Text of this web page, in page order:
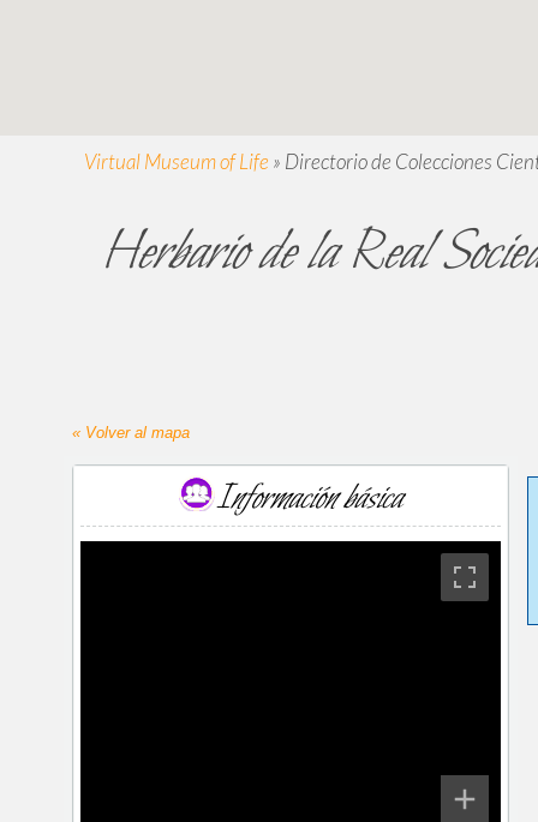
Virtual Museum of Life » Directorio de Colecciones
Herbario de la Real
« Volver al mapa
Información básica